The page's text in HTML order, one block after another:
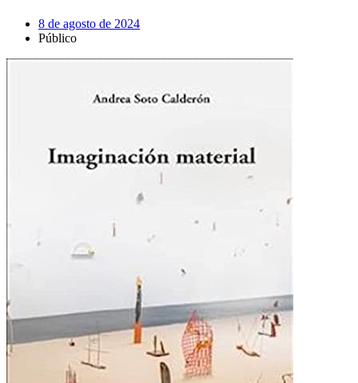
8 de agosto de 2024
Público